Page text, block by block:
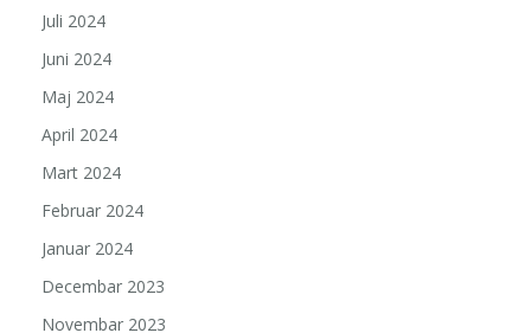
Juli 2024
Juni 2024
Maj 2024
April 2024
Mart 2024
Februar 2024
Januar 2024
Decembar 2023
Novembar 2023